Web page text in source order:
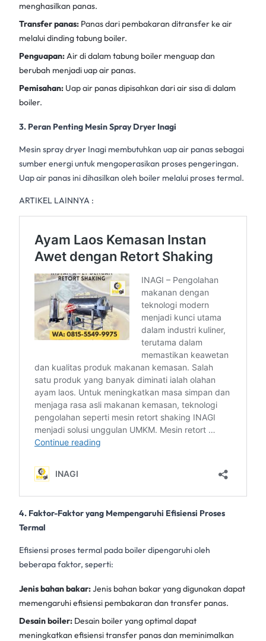
menghasilkan panas.
Transfer panas: Panas dari pembakaran ditransfer ke air
melalui dinding tabung boiler.
Penguapan:Air di dalam tabung boiler menguap dan
berubah menjadi uap air panas.
Pemisahan: Uap air panas dipisahkan dari air sisa di dalam
boiler.
3. Peran Penting Mesin Spray Dryer Inagi
Mesin spray dryer Inagi membutuhkan uap air panas sebagai
sumber energi untuk mengoperasikan proses pengeringan.
Uap air panas ini dihasilkan oleh boiler melalui proses termal.
ARTIKEL LAINNYA :
4. Faktor-Faktor yang Mempengaruhi Efisiensi Proses
Termal
Efisiensi proses termal pada boiler dipengaruhi oleh
beberapa faktor, seperti:
Jenis bahan bakar:Jenis bahan bakar yang digunakan dapat
memengaruhi efisiensi pembakaran dan transfer panas.
Desain boiler: Desain boiler yang optimal dapat
meningkatkan efisiensi transfer panas dan meminimalkan